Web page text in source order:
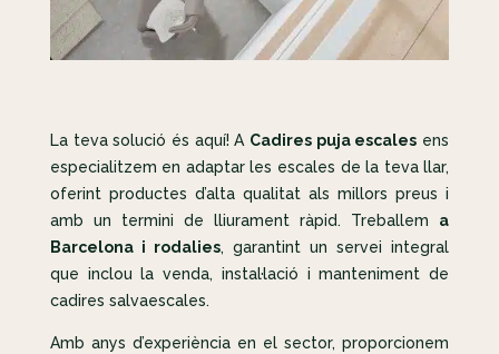
La teva solució és aquí! A Cadires puja escales ens
especialitzem en adaptar les escales de la teva llar,
oferint productes d’alta qualitat als millors preus i
amb un termini de lliurament ràpid. Treballem a
Barcelona i rodalies, garantint un servei integral
que inclou la venda, instal·lació i manteniment de
cadires salvaescales.
Amb anys d’experiència en el sector, proporcionem